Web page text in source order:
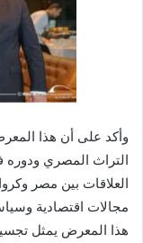
وأكد على أن هذا
التراث المصري ودوره
العلاقات بين مصر
مجالات اقتصادية
هذا المعرض يمثل